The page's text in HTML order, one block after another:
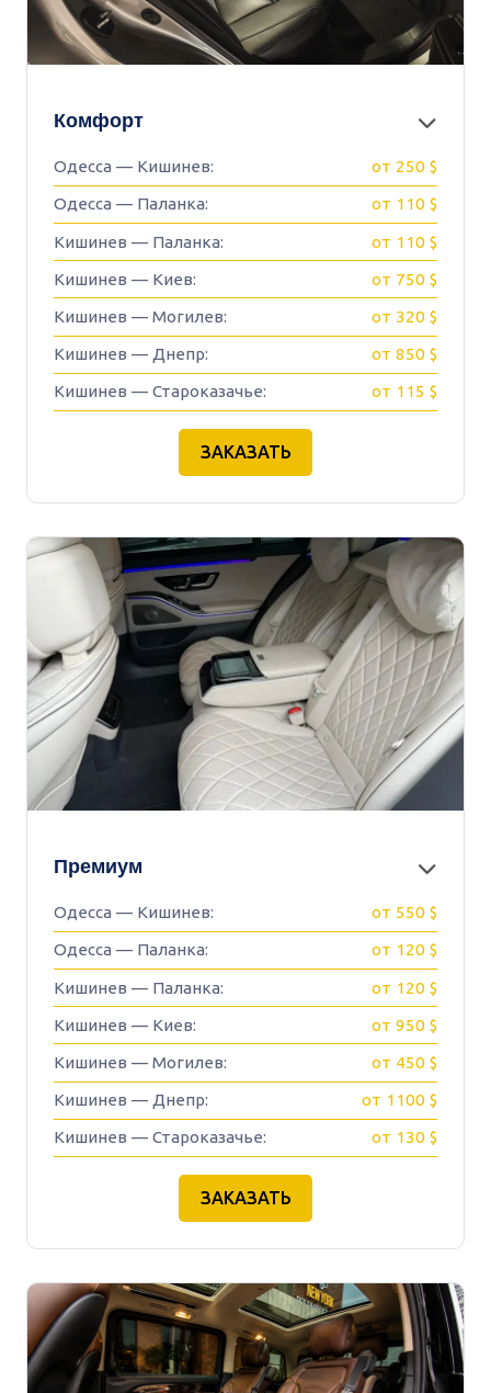
Комфорт
Одесса — Кишинев: от 250 $
Одесса — Паланка: от 110 $
Кишинев — Паланка: от 110 $
Кишинев — Киев: от 750 $
Кишинев — Могилев: от 320 $
Кишинев — Днепр: от 850 $
Кишинев — Староказачье: от 115 $
ЗАКАЗАТЬ
Премиум
Одесса — Кишинев: от 550 $
Одесса — Паланка: от 120 $
Кишинев — Паланка: от 120 $
Кишинев — Киев: от 950 $
Кишинев — Могилев: от 450 $
Кишинев — Днепр: от 1100 $
Кишинев — Староказачье: от 130 $
ЗАКАЗАТЬ